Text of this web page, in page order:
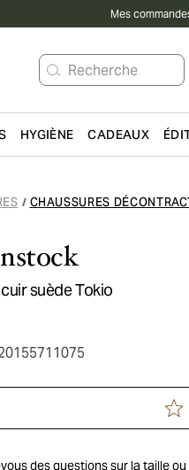
Mes
Recherche
HYGIÈNE CADEAUX
/ CHAUSSURES
suède Tokio
des questions sur la taille ou